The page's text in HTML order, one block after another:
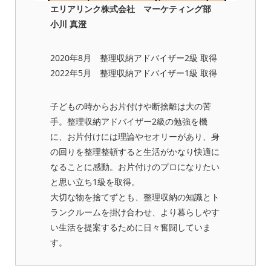
エリアリンク株式会社 マーケティング部
小川 真澄
2020年8月 整理収納アドバイザー2級 取得
2022年5月 整理収納アドバイザー1級 取得
子どもの時からお片付けや断捨離は大の苦
手。整理収納アドバイザー2級の勉強を機
に、お片付けには理論やセオリーがあり、身
の回りを整理整頓すると生活がかなり快適に
なることに感動。お片付けのプロになりたい
と思い立ち1級を取得。
大切な物を捨てずとも、整理収納の知識とト
ランクルームを掛け合わせ、より暮らしやす
い生活を提案するために日々奮闘していま
す。